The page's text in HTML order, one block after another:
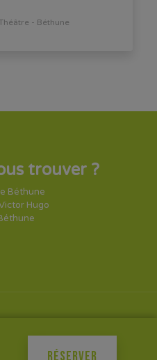
RÉSERVER
- Béthune
trouver ?
Béthune
Hugo